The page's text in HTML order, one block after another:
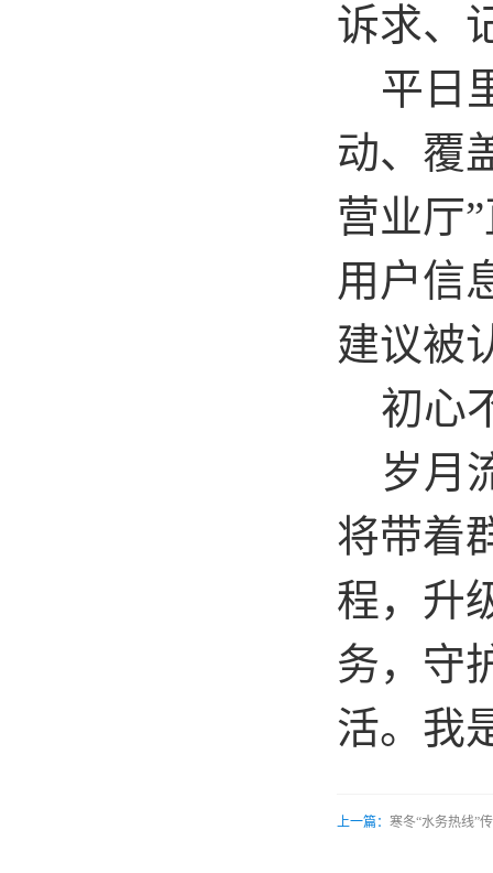
诉求、
平日
动、覆
营业厅”
用户信
建议被
初心
岁月
将带着
程，升
务，守
活。我
上一篇： 寒冬“水务热线”